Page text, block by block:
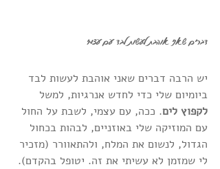
דברים שאני אוהבת לעשות לבד עם עצמי
יש הרבה דברים שאני אוהבת לעשות לבד
ביומיום שלי כדי לחדש אנרגיות, למשל
לקפוץ לים. ככה, עם עצמי, לשבת על החול
עם המוזיקה שלי באוזניים, לבהות בכחול
הגדול, לנשום את המלח, ולהתאוורר (מזכיר
לי שמזמן לא עשיתי את זה. יטופל בהקדם).